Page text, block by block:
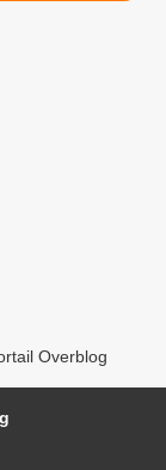
Overblog